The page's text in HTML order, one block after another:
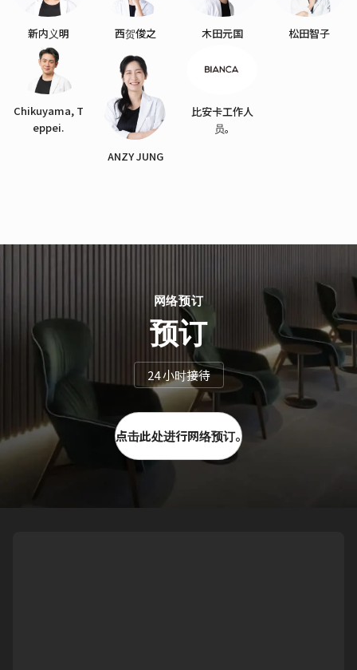
新内义明 西贺俊之 木田元国 松田智子
Chikuyama, T
eppei.
ANZY JUNG
比安卡工作人
员。
网络预订
预订
24 小时接待
点击此处进行网络预订。